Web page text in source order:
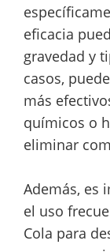
eficacia
gravedad y
casos,
más
químicos o
eliminar
Además, es
el uso
Cola para